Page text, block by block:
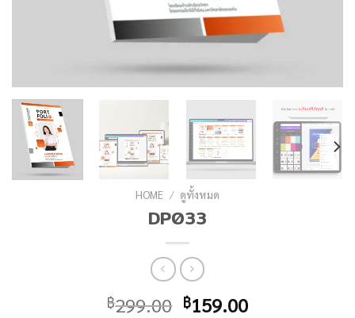
HOME / ดูทั้งหมด
DP033
฿299.00 ฿159.00